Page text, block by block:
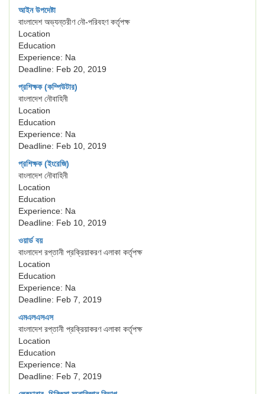
আইন উপদেষ্টা
বাংলাদেশ অভ্যন্তরীণ নৌ-পরিবহণ কর্তৃপক্ষ
Location
Education
Experience: Na
Deadline: Feb 20, 2019
প্রশিক্ষক (কম্পিউটার)
বাংলাদেশ নৌবাহিনী
Location
Education
Experience: Na
Deadline: Feb 10, 2019
প্রশিক্ষক (ইংরেজি)
বাংলাদেশ নৌবাহিনী
Location
Education
Experience: Na
Deadline: Feb 10, 2019
ওয়ার্ড বয়
বাংলাদেশ রপ্তানী প্রক্রিয়াকরণ এলাকা কর্তৃপক্ষ
Location
Education
Experience: Na
Deadline: Feb 7, 2019
এমএলএসএস
বাংলাদেশ রপ্তানী প্রক্রিয়াকরণ এলাকা কর্তৃপক্ষ
Location
Education
Experience: Na
Deadline: Feb 7, 2019